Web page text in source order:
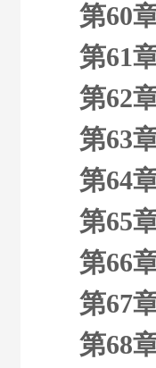
第60
第61
第62
第63
第64
第65
第66
第67
第68